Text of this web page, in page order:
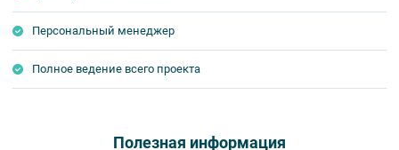
Персональный менеджер
Полное ведение всего проекта
Полезная информация